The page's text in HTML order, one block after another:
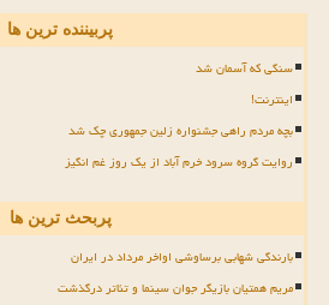
پربیننده ترین ها
سنگی که آسمان شد
اینترنت!
بچه مردم راهی جشنواره زلین جمهوری چک شد
روایت گروه سرود خرم آباد از یک روز غم انگیز
پربحث ترین ها
بارندگی شهابی برساوشی اواخر مرداد در ایران
مریم همتیان بازیگر جوان سینما و تئاتر درگذشت